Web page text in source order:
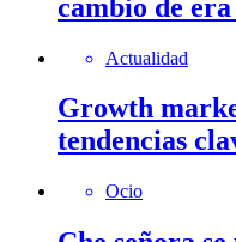
cambio de
Actualidad
Growth
tendencias
Ocio